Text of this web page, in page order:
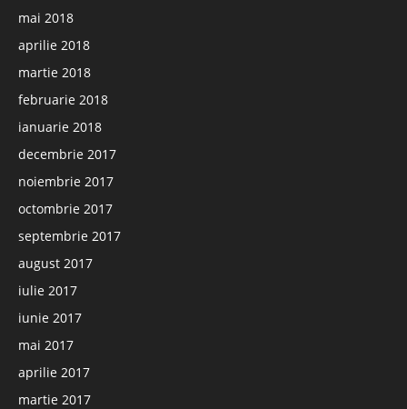
mai 2018
aprilie 2018
martie 2018
februarie 2018
ianuarie 2018
decembrie 2017
noiembrie 2017
octombrie 2017
septembrie 2017
august 2017
iulie 2017
iunie 2017
mai 2017
aprilie 2017
martie 2017